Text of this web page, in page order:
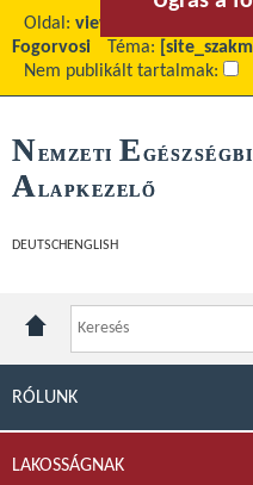
Oldal: view
Fogorvosi
Téma:
Nem publikált tartalmak:
NEMZETI E
ALAPKEZELŐ
DEUTSCH ENGLISH
RÓLUNK
LAKOSSÁGNAK